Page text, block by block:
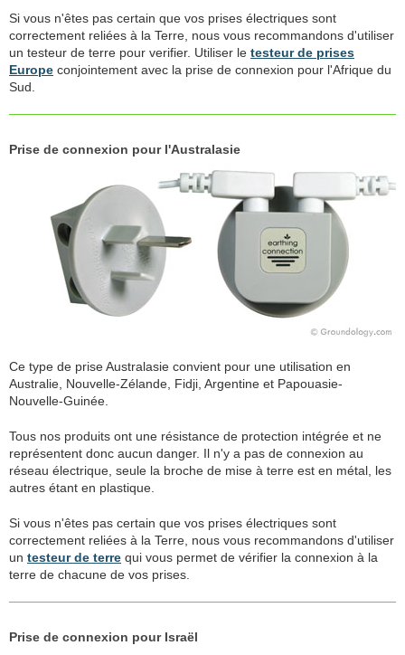
Si vous n'êtes pas certain que vos prises électriques sont
correctement reliées à la Terre, nous vous recommandons d'utiliser
un testeur de terre pour verifier. Utiliser le testeur de prises
Europe conjointement avec la prise de connexion pour l'Afrique du
Sud.
Prise de connexion pour l'Australasie
Ce type de prise Australasie convient pour une utilisation en
Australie, Nouvelle-Zélande, Fidji, Argentine et Papouasie-
Nouvelle-Guinée.
Tous nos produits ont une résistance de protection intégrée et ne
représentent donc aucun danger. Il n'y a pas de connexion au
réseau électrique, seule la broche de mise à terre est en métal, les
autres étant en plastique.
Si vous n'êtes pas certain que vos prises électriques sont
correctement reliées à la Terre, nous vous recommandons d'utiliser
un testeur de terre qui vous permet de vérifier la connexion à la
terre de chacune de vos prises.
Prise de connexion pour Israël